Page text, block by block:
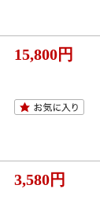
15,800円
3,580円